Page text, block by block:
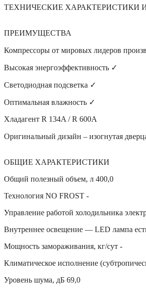
ТЕХНИЧЕСКИЕ ХАРАКТЕРИСТИКИ
ПРЕИМУЩЕСТВА
Компрессоры от мировых лидеров
Высокая энергоэффективность ✓
Светодиодная подсветка ✓
Оптимальная влажность ✓
Хладагент R 134A / R 600A
Оригинальный дизайн – изогнутая
ОБЩИЕ ХАРАКТЕРИСТИКИ
Общий полезный объем, л 400,0
Технология NO FROST -
Управление работой холодильника
Внутреннее освещение — LED лампа
Мощность замораживания, кг/сут -
Климатическое исполнение
Уровень шума, дБ 69,0